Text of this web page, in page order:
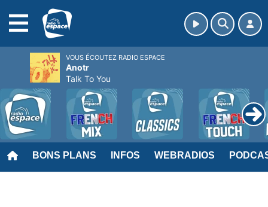
BONS PLANS INFOS WEBRADIOS
VOUS ÉCOUTEZ RADIO ESPACE
Anotr
Talk To You